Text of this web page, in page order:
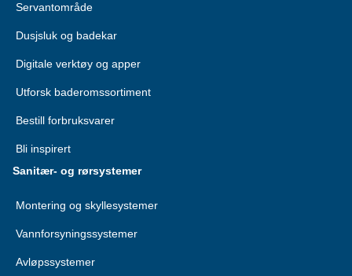
Servantområde
Dusjsluk og badekar
Digitale verktøy og apper
Utforsk baderomssortiment
Bestill forbruksvarer
Bli inspirert
Sanitær- og rørsystemer
Montering og skyllesystemer
Vannforsyningssystemer
Avløpssystemer